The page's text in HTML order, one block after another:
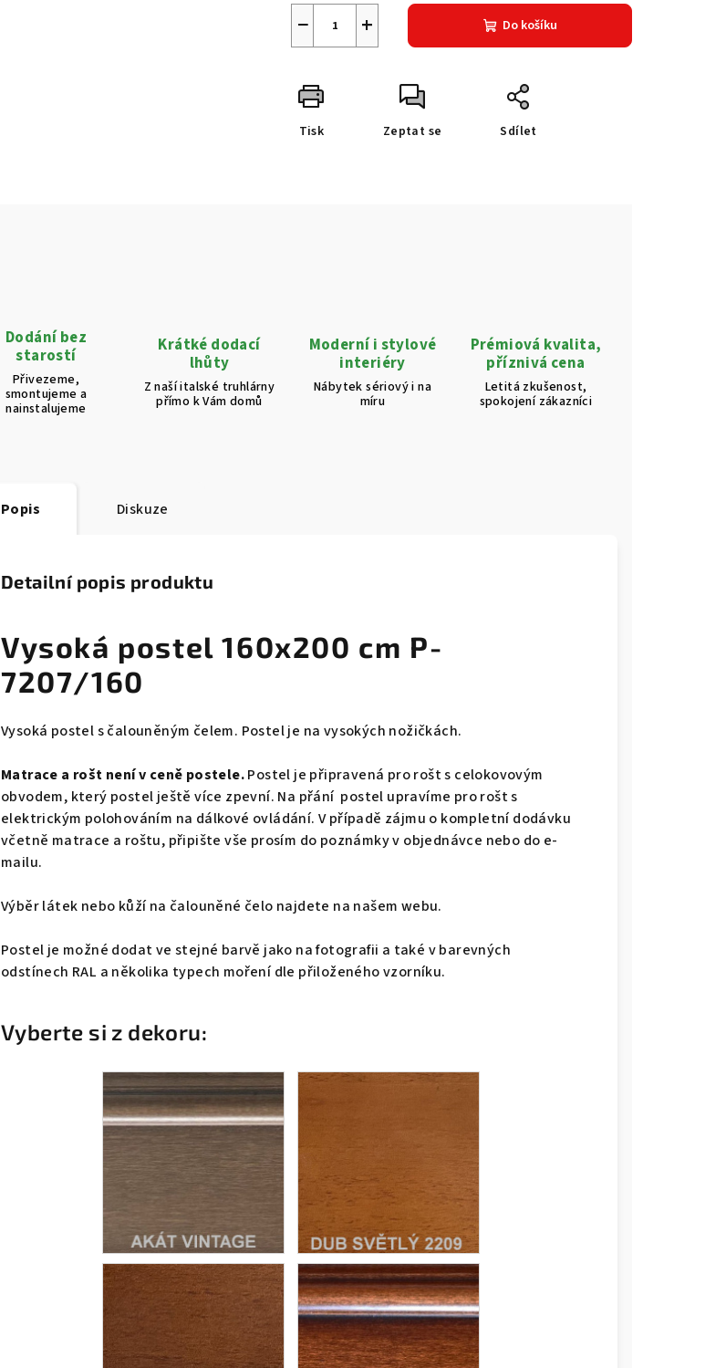
+
− Do košíku
Tisk Zeptat se Sdílet
Dodání bez
starostí
Přivezeme,
smontujeme a
nainstalujeme
Krátké dodací
lhůty
Z naší italské truhlárny
přímo k Vám domů
Moderní i stylové
interiéry
Nábytek sériový i na
míru
Prémiová kvalita,
příznivá cena
Letitá zkušenost,
spokojení zákazníci
Popis Diskuze
Detailní popis produktu
Vysoká postel 160x200 cm P-
7207/160
Vysoká postel s čalouněným čelem. Postel je na vysokých nožičkách.
Matrace a rošt není v ceně postele.Postel je připravená pro rošt s celokovovým
obvodem, který postel ještě více zpevní. Na přání postel upravíme pro rošt s
elektrickým polohováním na dálkové ovládání. V případě zájmu o kompletní dodávku
včetně matrace a roštu, připište vše prosím do poznámky v objednávce nebo do e-
mailu.
Výběr látek nebo kůží na čalouněné čelo najdete na našem webu.
Postel je možné dodat ve stejné barvě jako na fotografii a také v barevných
odstínech RAL a několika typech moření dle přiloženého vzorníku.
Vyberte si z dekoru: